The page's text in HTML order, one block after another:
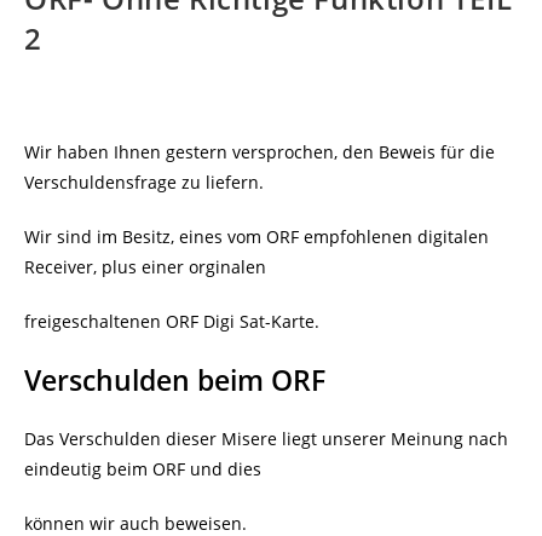
2
Wir haben Ihnen gestern versprochen, den Beweis für die
Verschuldensfrage zu liefern.
Wir sind im Besitz, eines vom ORF empfohlenen digitalen
Receiver, plus einer orginalen
freigeschaltenen ORF Digi Sat-Karte.
Verschulden beim ORF
Das Verschulden dieser Misere liegt unserer Meinung nach
eindeutig beim ORF und dies
können wir auch beweisen.